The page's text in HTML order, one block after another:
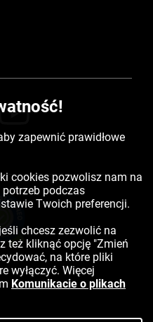
zapewnić prawidłowe
cookies pozwolisz nam na
podczas
Twoich preferencji.
chcesz zezwolić na
też kliknąć opcję "Zmień
na które pliki
wyłączyć. Więcej
Komunikacie o plikach